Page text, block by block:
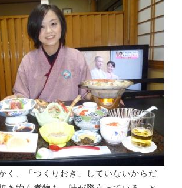
く、「つくりおき」していないからだ